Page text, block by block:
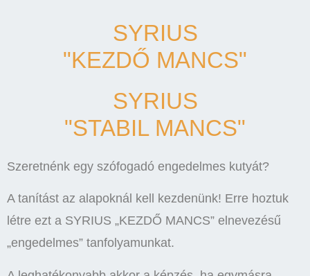
SYRIUS
"KEZDŐ MANCS"
SYRIUS
"STABIL MANCS"
Szeretnénk egy szófogadó engedelmes kutyát?
A tanítást az alapoknál kell kezdenünk! Erre hoztuk
létre ezt a SYRIUS „KEZDŐ MANCS” elnevezésű
„engedelmes” tanfolyamunkat.